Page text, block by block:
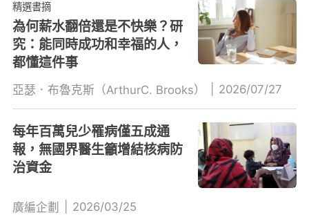
精選書摘
為何薪水翻倍還是不快樂？研
究：能同時成功和幸福的人，
都懂這件事
亞瑟．布魯克斯（ArthurC. Brooks） 2026/07/27
每年百萬兒少罹病僅五成通
報，無國界醫生籲增結核病防
治資金
廣編企劃 2026/03/25